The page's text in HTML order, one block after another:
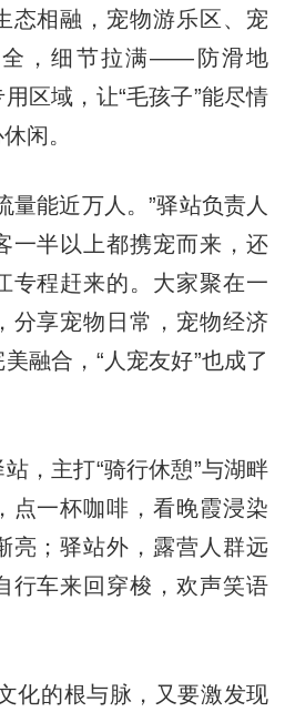
态相融，宠物游乐区、宠
全，细节拉满——防滑地
区域，让“毛孩子”能尽情
闲。
能近万人。”驿站负责人
一半以上都携宠而来，还
专程赶来的。大家聚在一
分享宠物日常，宠物经济
融合，“人宠友好”也成了
主打“骑行休憩”与湖畔
点一杯咖啡，看晚霞浸染
亮；驿站外，露营人群远
行车来回穿梭，欢声笑语
的根与脉，又要激发现